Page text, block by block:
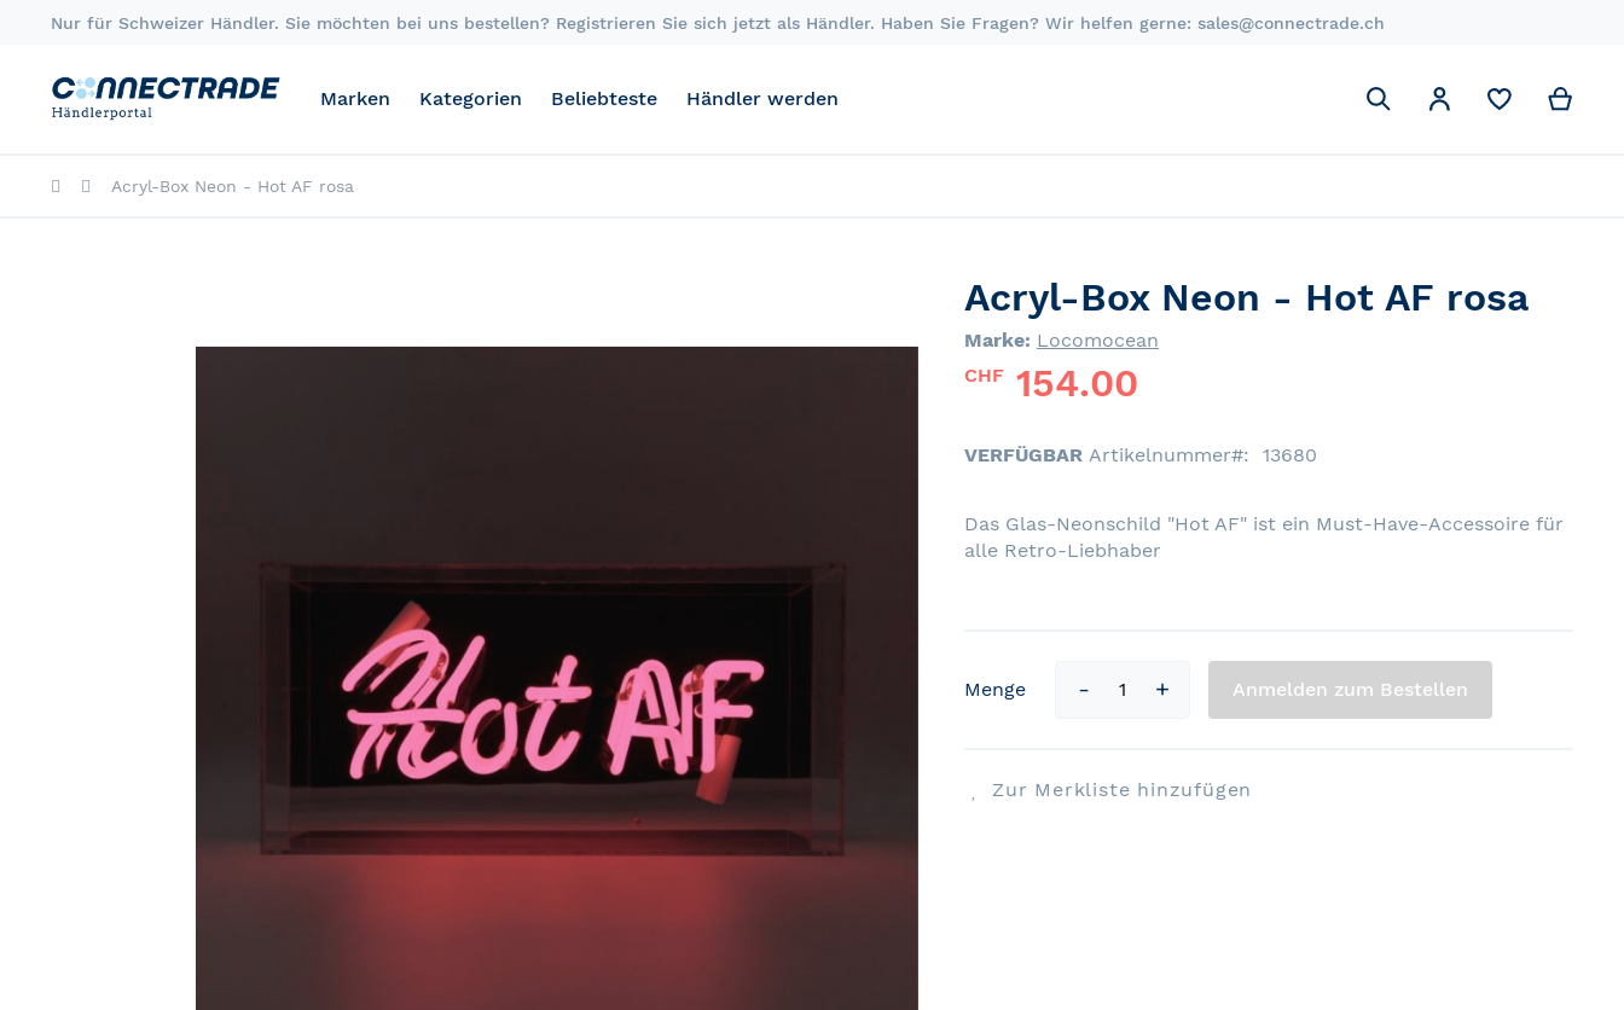
Skip
Nur für Schweizer Händler. Sie möchten bei uns bestellen? Registrieren Sie sich jetzt als Händler. Haben Sie Fragen? Wir helfen gerne: sales@connectrade.ch
Marken Kategorien Beliebteste Händler werden
Suchen
Suchen
Mein Account
Acryl-Box Neon - Hot AF rosa
Acryl-Box Neon - Hot AF rosa
Marke: Locomocean
CHF 154.00
VERFÜGBAR Artikelnummer 13680
Das Glas-Neonschild "Hot AF" ist ein Must-Have-Accessoire für
alle Retro-Liebhaber
Menge Anmelden zum Bestellen
Zur Merkliste hinzufügen